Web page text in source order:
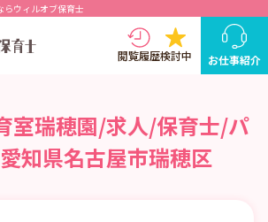
らウィルオブ保育士
閲覧履歴検討中 お仕事紹介
室瑞穂園/求人/保育士/パ
知県名古屋市瑞穂区